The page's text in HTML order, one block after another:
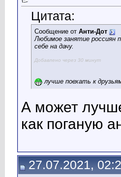
Цитата:
Сообщение от Анти-Дот
Любимое занятие россиян
себе на дачу.
Добавлено через 30 минут
лучше поехать к
А может
как поганую
27.07.2021,